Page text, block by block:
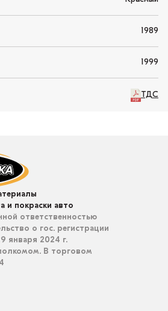
1989
1999
ТДС
и покраски авто
ответственностью
о гос. регистрации
января 2024 г.
В торговом